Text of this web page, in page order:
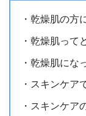
・乾燥肌の方
・乾燥肌って
・乾燥肌にな
・スキンケア
・スキンケア